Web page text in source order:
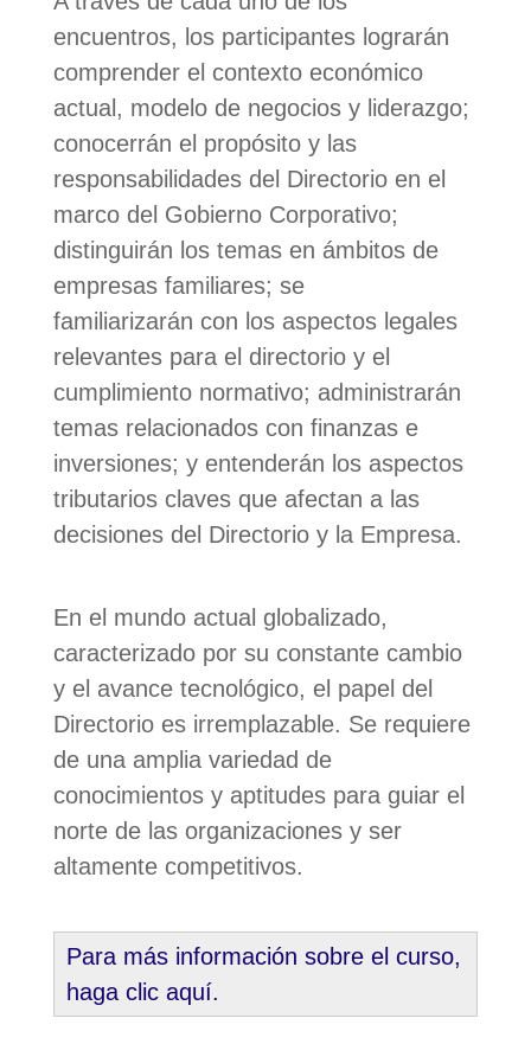
encuentros, los participantes lograrán
comprender el contexto económico
actual, modelo de negocios y liderazgo;
conocerrán el propósito y las
responsabilidades del Directorio en el
marco del Gobierno Corporativo;
distinguirán los temas en ámbitos de
empresas familiares; se
familiarizarán con los aspectos legales
relevantes para el directorio y el
cumplimiento normativo; administrarán
temas relacionados con finanzas e
inversiones; y entenderán los aspectos
tributarios claves que afectan a las
decisiones del Directorio y la Empresa.
En el mundo actual globalizado,
caracterizado por su constante cambio
y el avance tecnológico, el papel del
Directorio es irremplazable. Se requiere
de una amplia variedad de
conocimientos y aptitudes para guiar el
norte de las organizaciones y ser
altamente competitivos.
Para más información sobre el curso,
haga clic aquí.